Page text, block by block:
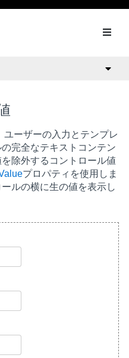
ユーザーの入力とテンプレ
完全なテキストコンテン
除外するコントロール値
プロパティを使用しま
ルの横に生の値を表示し